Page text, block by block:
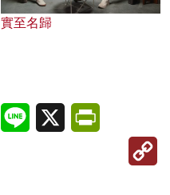
實至名歸
LinkedInLine X